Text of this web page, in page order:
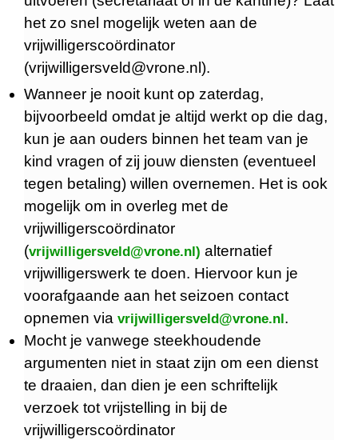
het zo snel mogelijk weten aan de
vrijwilligerscoördinator
(vrijwilligersveld@vrone.nl).
Wanneer je nooit kunt op zaterdag,
bijvoorbeeld omdat je altijd werkt op die dag,
kun je aan ouders binnen het team van je
kind vragen of zij jouw diensten (eventueel
tegen betaling) willen overnemen. Het is ook
mogelijk om in overleg met de
vrijwilligerscoördinator
(vrijwilligersveld@vrone.nl) alternatief
vrijwilligerswerk te doen. Hiervoor kun je
voorafgaande aan het seizoen contact
opnemen via vrijwilligersveld@vrone.nl.
Mocht je vanwege steekhoudende
argumenten niet in staat zijn om een dienst
te draaien, dan dien je een schriftelijk
verzoek tot vrijstelling in bij de
vrijwilligerscoördinator